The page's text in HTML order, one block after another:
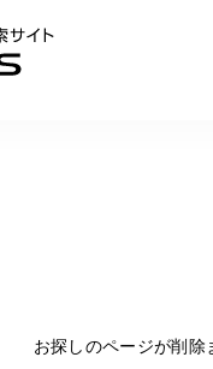
お探しのページが削